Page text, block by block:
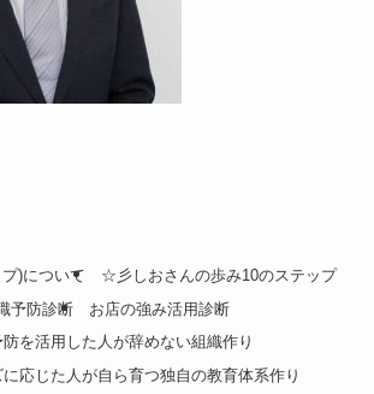
)について
☆彡しおさんの歩み10のステップ
予防診断
お店の強み活用診断
を活用した人が辞めない組織作り
応じた人が自ら育つ独自の教育体系作り